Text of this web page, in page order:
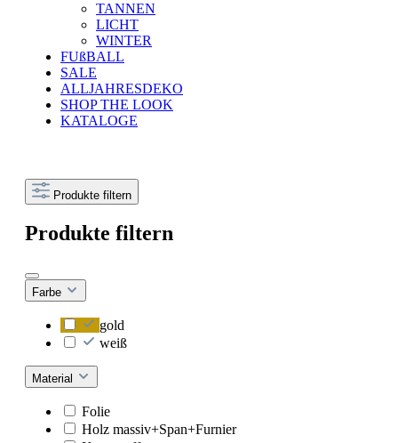
TANNEN
LICHT
WINTER
FUßBALL
SALE
ALLJAHRESDEKO
SHOP THE LOOK
KATALOGE
Produkte filtern
Produkte filtern
Farbe
gold
weiß
Material
Folie
Holz massiv+Span+Furnier